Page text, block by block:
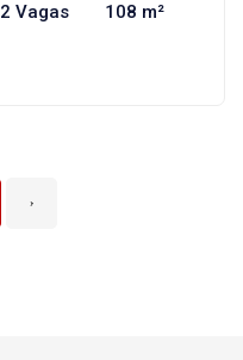
2 Vagas 108 m²
›